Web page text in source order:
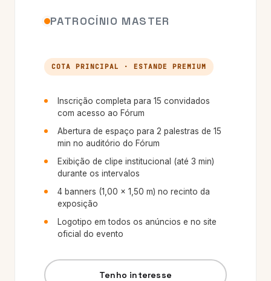
PATROCÍNIO MASTER
COTA PRINCIPAL · ESTANDE PREMIUM
Inscrição completa para 15 convidados
com acesso ao Fórum
Abertura de espaço para 2 palestras de 15
min no auditório do Fórum
Exibição de clipe institucional (até 3 min)
durante os intervalos
4 banners (1,00 × 1,50 m) no recinto da
exposição
Logotipo em todos os anúncios e no site
oficial do evento
Tenho interesse